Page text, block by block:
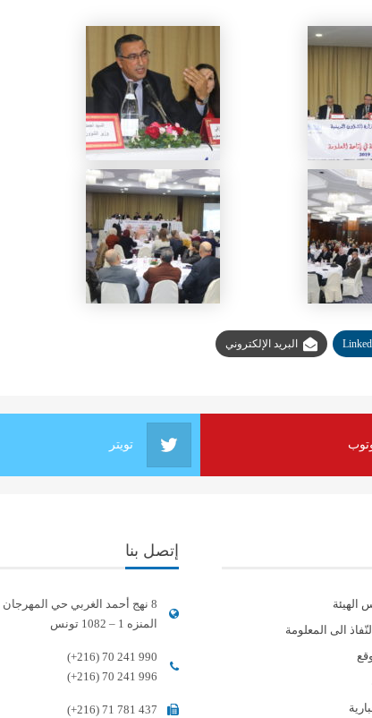
البريد الإلكتروني
تويتر
الهيئة
الى المعلومة
إتصل بنا
8 نهج أحمد الغربي حي المهرجان
المنزه 1 – 1082 تونس
(+216) 70 241 990
(+216) 70 241 996
(+216) 71 781 437